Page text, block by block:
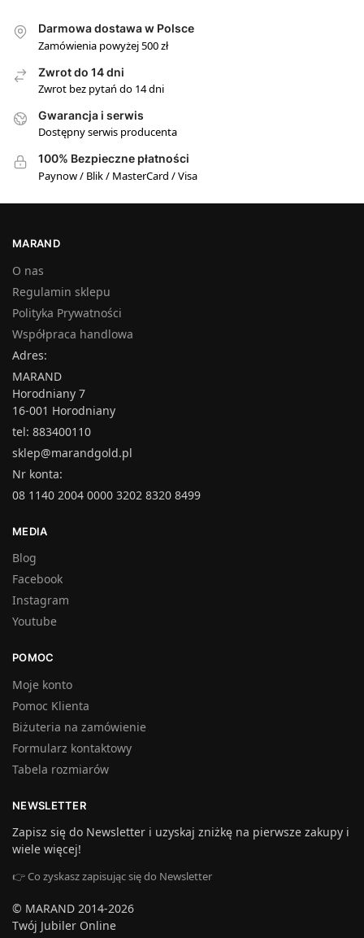
Darmowa dostawa w Polsce
Zamówienia powyżej 500 zł
Zwrot do 14 dni
Zwrot bez pytań do 14 dni
Gwarancja i serwis
Dostępny serwis producenta
100% Bezpieczne płatności
Paynow / Blik / MasterCard / Visa
MARAND
O nas
Regulamin sklepu
Polityka Prywatności
Współpraca handlowa
Adres:
MARAND
Horodniany 7
16-001 Horodniany
tel: 883400110
sklep@marandgold.pl
Nr konta:
08 1140 2004 0000 3202 8320 8499
MEDIA
Blog
Facebook
Instagram
Youtube
POMOC
Moje konto
Pomoc Klienta
Biżuteria na zamówienie
Formularz kontaktowy
Tabela rozmiarów
NEWSLETTER
Zapisz się do Newsletter i uzyskaj zniżkę na pierwsze zakupy i
wiele więcej!
👉 Co zyskasz zapisując się do Newsletter
© MARAND 2014-2026
Twój Jubiler Online